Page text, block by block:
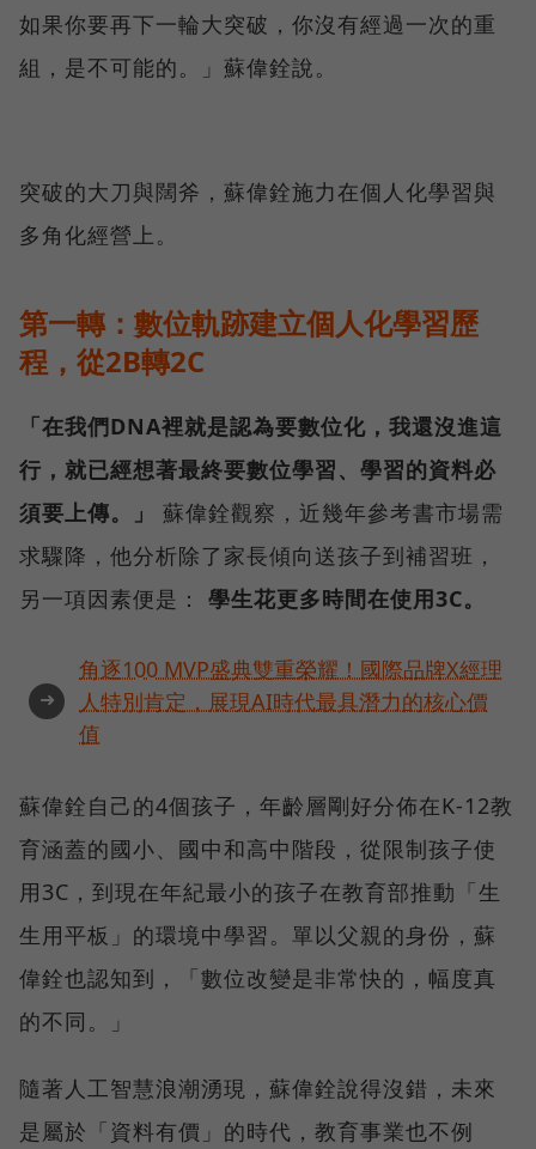
如果你要再下一輪大突破，你沒有經過一次的重
組，是不可能的。」蘇偉銓說。
突破的大刀與闊斧，蘇偉銓施力在個人化學習與
多角化經營上。
第一轉：數位軌跡建立個人化學習歷
程，從2B轉2C
「在我們DNA裡就是認為要數位化，我還沒進這
行，就已經想著最終要數位學習、學習的資料必
須要上傳。」
蘇偉銓觀察，近幾年參考書市場需
求驟降，他分析除了家長傾向送孩子到補習班，
另一項因素便是： 學生花更多時間在使用3C。
➜
角逐100 MVP盛典雙重榮耀！國際品牌X經理
人特別肯定，展現AI時代最具潛力的核心價
值
蘇偉銓自己的4個孩子，年齡層剛好分佈在K-12教
育涵蓋的國小、國中和高中階段，從限制孩子使
用3C，到現在年紀最小的孩子在教育部推動「生
生用平板」的環境中學習。單以父親的身份，蘇
偉銓也認知到，「數位改變是非常快的，幅度真
的不同。」
隨著人工智慧浪潮湧現，蘇偉銓說得沒錯，未來
是屬於「資料有價」的時代，教育事業也不例